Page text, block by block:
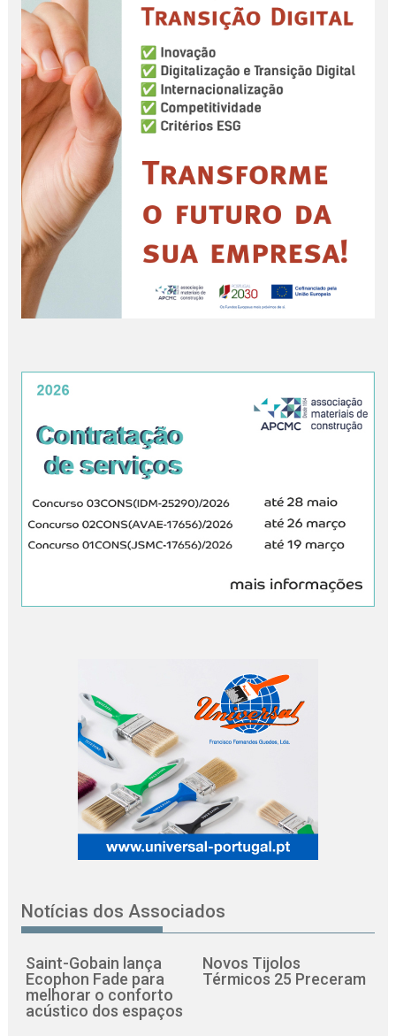
Notícias dos Associados
Saint-Gobain lança
Ecophon Fade para
melhorar o conforto
acústico dos espaços
Novos Tijolos
Térmicos 25 Preceram